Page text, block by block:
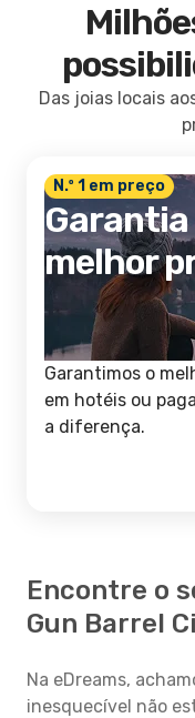
Das joias locais
N.º 1 em preço
Garantia
melhor
Garantimos o
em hotéis ou
a diferença.
Encontre o
Gun Barrel
Na eDreams,
inesquecível não